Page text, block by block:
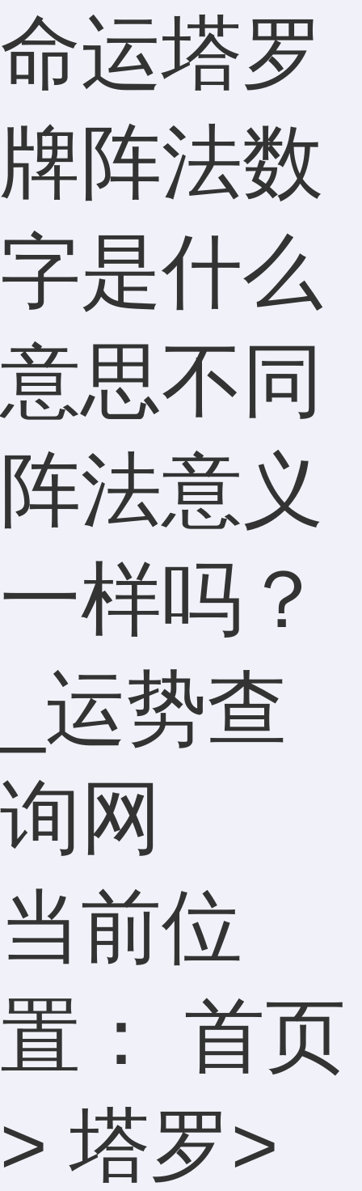
命运塔罗
牌阵法数
字是什么
意思不同
阵法意义
一样吗？
_运势查
询网
当前位
置： 首页
>塔罗>